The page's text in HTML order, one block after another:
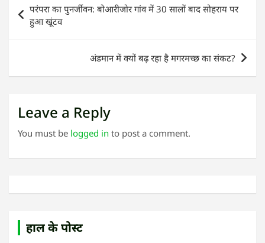
navigation
परंपरा का पुनर्जीवन: बोआरीजोर गांव में 30 सालों बाद सोहराय पर
हुआ खूंटव
अंडमान में क्यों बढ़ रहा है मगरमच्छ का संकट?
Leave a Reply
You must be logged in to post a comment.
हाल के पोस्ट